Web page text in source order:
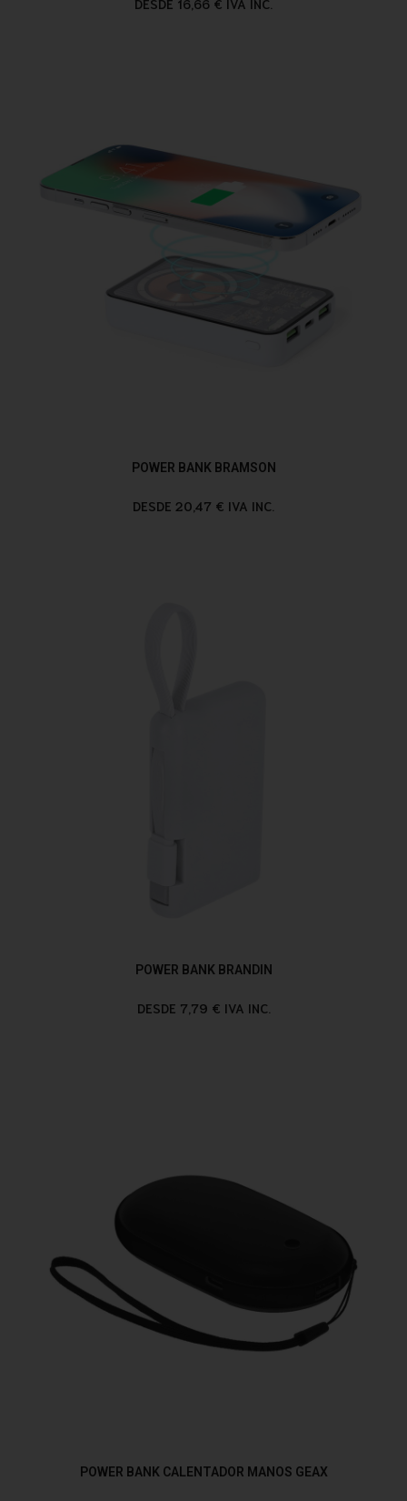
DESDE 16,66 € IVA INC.
POWER BANK BRAMSON
DESDE 20,47 € IVA INC.
POWER BANK BRANDIN
DESDE 7,79 € IVA INC.
POWER BANK CALENTADOR MANOS GEAX